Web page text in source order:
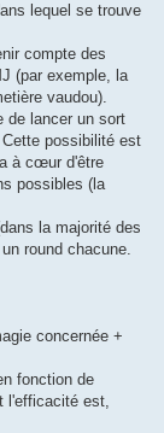
lequel se trouve
compte des
(par exemple, la
vaudou).
de lancer un sort
possibilité est
à cœur d'être
possibles (la
la majorité des
round chacune.
concernée +
fonction de
l'efficacité est,